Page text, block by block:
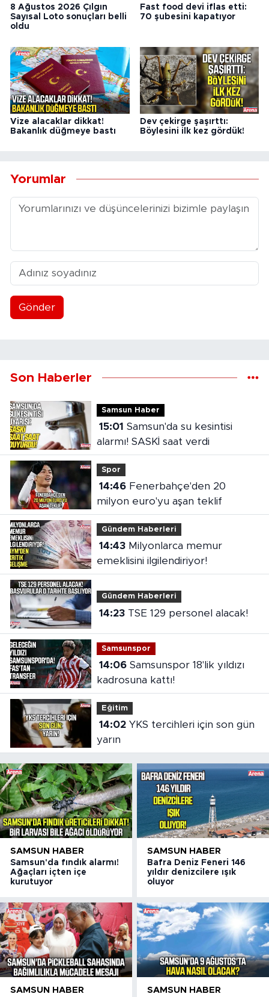
8 Ağustos 2026 Çılgın
Sayısal Loto sonuçları belli
oldu
Fast food devi iflas etti:
70 şubesini kapatıyor
Vize alacaklar dikkat!
Bakanlık düğmeye bastı
Dev çekirge şaşırttı:
Böylesini ilk kez gördük!
Yorumlar
Gönder
Son Haberler
Samsun Haber
15:01
alarmı! SASKİ saat verdi
Spor
14:46Fenerbahçe'den 20
milyon euro'yu aşan teklif
Gündem Haberleri
14:43Milyonlarca memur
emeklisini ilgilendiriyor!
Gündem Haberleri
14:23 TSE 129 personel alacak!
Samsunspor
14:06Samsunspor 18'lik yıldızı
kadrosuna kattı!
Eğitim
14:02YKS tercihleri için son gün
yarın
SAMSUN HABER
Samsun'da fındık alarmı!
Ağaçları içten içe
kurutuyor
SAMSUN HABER
Bafra Deniz Feneri 146
yıldır denizcilere ışık
oluyor
SAMSUN HABER SAMSUN HABER